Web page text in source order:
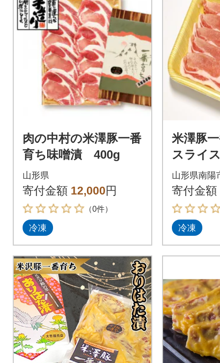
肉の中村の米澤豚一番
育ち味噌漬 400g
山形県
寄付金額 12,000円
（0件）
冷凍
米澤豚
スライ
9】
山形県南陽
寄付金額
冷凍